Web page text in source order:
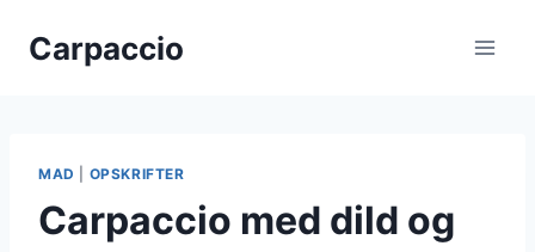
Carpaccio
MAD OPSKRIFTER
Carpaccio med dild og